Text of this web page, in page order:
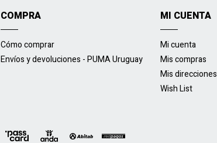
COMPRA
Cómo comprar
Envíos y devoluciones - PUMA Uruguay
MI CUENTA
Mi cuenta
Mis compras
Mis direcciones
Wish List